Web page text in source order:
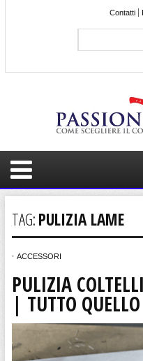
Contatti
TAG:PULIZIA LAME
ACCESSORI
PULIZIA
| TUTTO QUELLO